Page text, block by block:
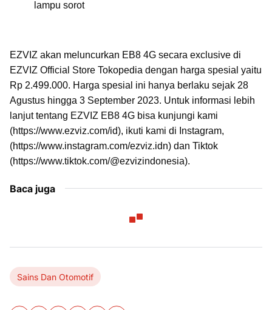
lampu sorot
EZVIZ akan meluncurkan EB8 4G secara exclusive di
EZVIZ Official Store Tokopedia dengan harga spesial yaitu
Rp 2.499.000. Harga spesial ini hanya berlaku sejak 28
Agustus hingga 3 September 2023. Untuk informasi lebih
lanjut tentang EZVIZ EB8 4G bisa kunjungi kami
(https://www.ezviz.com/id), ikuti kami di Instagram,
(https://www.instagram.com/ezviz.idn) dan Tiktok
(https://www.tiktok.com/@ezvizindonesia).
Baca juga
Sains Dan Otomotif